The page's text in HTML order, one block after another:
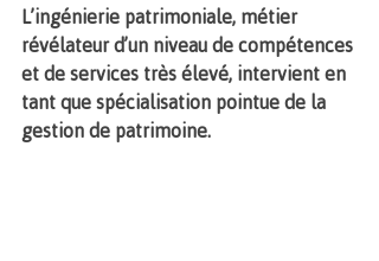
L’ingénierie patrimoniale, métier
révélateur d’un niveau de compétences
et de services très élevé, intervient en
tant que spécialisation pointue de la
gestion de patrimoine.